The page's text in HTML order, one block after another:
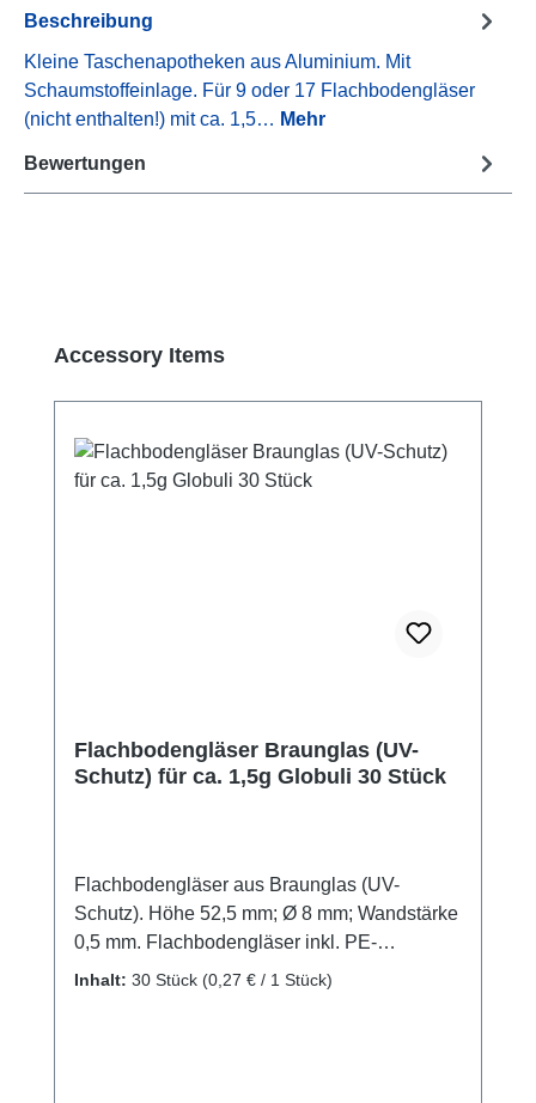
Beschreibung
Kleine Taschenapotheken aus Aluminium. Mit
Schaumstoffeinlage. Für 9 oder 17 Flachbodengläser
(nicht enthalten!) mit ca. 1,5… Mehr
Bewertungen
Produktgalerie überspringen
Accessory Items
Flachbodengläser Braunglas (UV-
Schutz) für ca. 1,5g Globuli 30 Stück
Flachbodengläser aus Braunglas (UV-
Schutz). Höhe 52,5 mm; Ø 8 mm; Wandstärke
0,5 mm. Flachbodengläser inkl. PE-
Lamellenstopfen. Leichtes Einfüllen möglich,
Inhalt: 30 Stück (0,27 € / 1 Stück)